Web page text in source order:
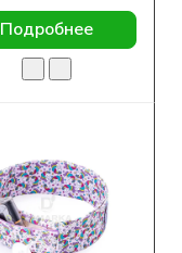
Подробнее